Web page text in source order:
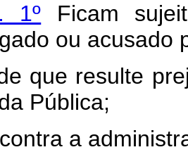
1º Ficam
ou acusado
que resulte
Pública;
a